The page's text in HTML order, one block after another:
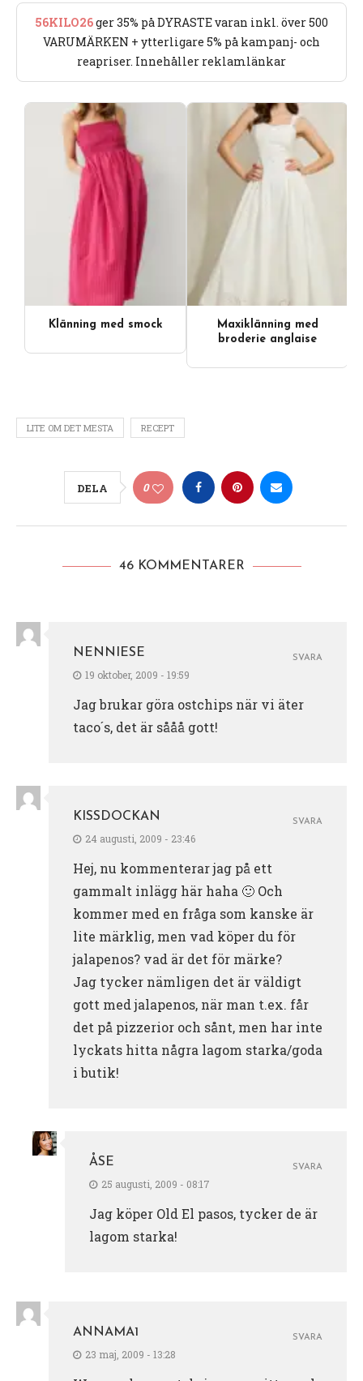
56KILO26ger 35% på DYRASTE varan inkl. över 500
VARUMÄRKEN + ytterligare 5% på kampanj- och
reapriser. Innehåller reklamlänkar
Klänning med smock
Maxiklänning med
broderie anglaise
LITE OM DET MESTA RECEPT
DELA 0
46 KOMMENTARER
NENNIESE
19 oktober, 2009 - 19:59
Jag brukar göra ostchips när vi äter
taco´s, det är sååå gott!
SVARA
KISSDOCKAN
24 augusti, 2009 - 23:46
Hej, nu kommenterar jag på ett
gammalt inlägg här haha 🙂 Och
kommer med en fråga som kanske är
lite märklig, men vad köper du för
jalapenos? vad är det för märke?
Jag tycker nämligen det är väldigt
gott med jalapenos, när man t.ex. får
det på pizzerior och sånt, men har inte
lyckats hitta några lagom starka/goda
i butik!
SVARA
ÅSE
25 augusti, 2009 - 08:17
Jag köper Old El pasos, tycker de är
lagom starka!
SVARA
ANNAMA1
23 maj, 2009 - 13:28
SVARA